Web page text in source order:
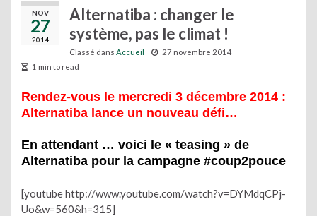
NOV
27
2014
Alternatiba : changer le
système, pas le climat !
Classé dans Accueil
27 novembre 2014
1 min to read
Rendez-vous le mercredi 3 décembre 2014 :
Alternatiba lance un nouveau défi…
En attendant … voici le « teasing » de
Alternatiba pour la campagne #coup2pouce
[youtube http://www.youtube.com/watch?v=DYMdqCPj-
Uo&w=560&h=315]